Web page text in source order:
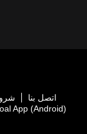
اتصل بنا
App (Android)